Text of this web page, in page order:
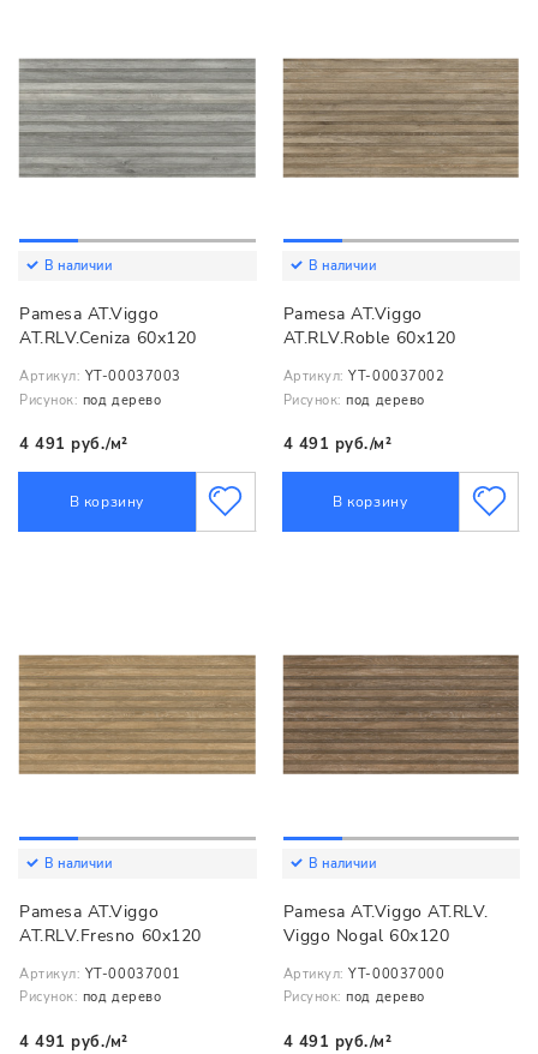
В наличии
Pamesa AT.Viggo
AT.RLV.Ceniza 60x120
Артикул: YT-00037003
Рисунок: под дерево
4 491 руб./м²
В корзину
В наличии
Pamesa AT.Viggo
AT.RLV.Roble 60x120
Артикул: YT-00037002
Рисунок: под дерево
4 491 руб./м²
В корзину
В наличии
Pamesa AT.Viggo
AT.RLV.Fresno 60x120
Артикул: YT-00037001
Рисунок: под дерево
4 491 руб./м²
В наличии
Pamesa AT.Viggo AT.RLV.
Viggo Nogal 60x120
Артикул: YT-00037000
Рисунок: под дерево
4 491 руб./м²